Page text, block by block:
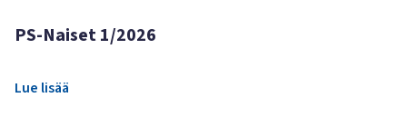
PS-Naiset 1/2026
Lue lisää